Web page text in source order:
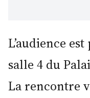
L’audience
salle 4 du
La rencontre